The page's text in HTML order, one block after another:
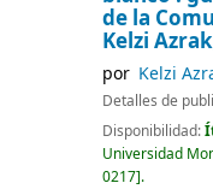
de la
Kelzi
por Kelzi
Detalles de
Disponibilidad:
Universidad
0217 .